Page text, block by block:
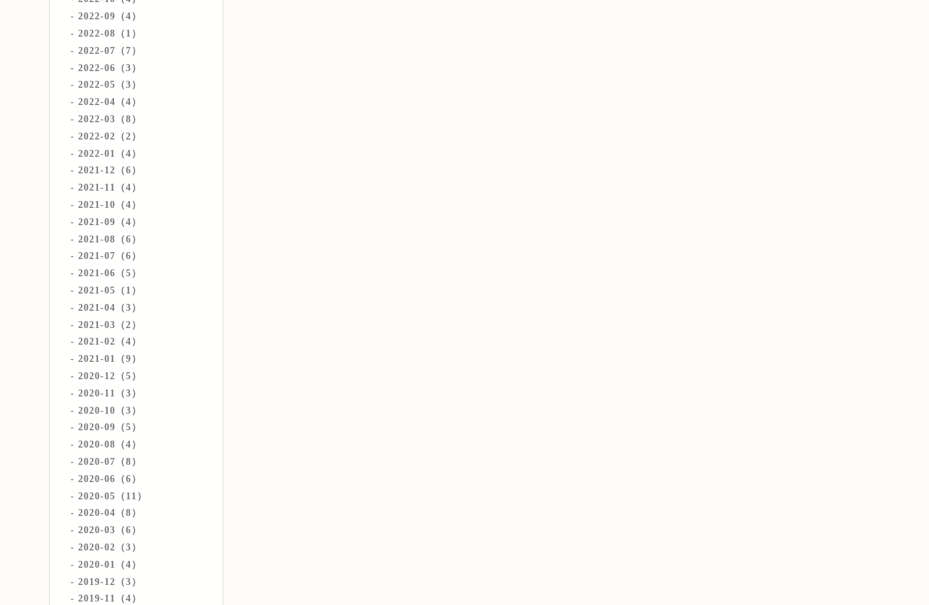
2022-09（4）
2022-08（1）
2022-07（7）
2022-06（3）
2022-05（3）
2022-04（4）
2022-03（8）
2022-02（2）
2022-01（4）
2021-12（6）
2021-11（4）
2021-10（4）
2021-09（4）
2021-08（6）
2021-07（6）
2021-06（5）
2021-05（1）
2021-04（3）
2021-03（2）
2021-02（4）
2021-01（9）
2020-12（5）
2020-11（3）
2020-10（3）
2020-09（5）
2020-08（4）
2020-07（8）
2020-06（6）
2020-05（11）
2020-04（8）
2020-03（6）
2020-02（3）
2020-01（4）
2019-12（3）
2019-11（4）